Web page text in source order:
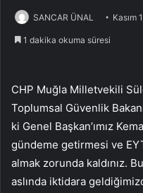
SANCAR ÜNAL Kasım
1 dakika okuma süresi
CHP Muğla Milletvekili
Toplumsal Güvenlik
ki Genel Başkan’ımız
gündeme getirmesi ve
almak zorunda kaldınız.
aslında iktidara